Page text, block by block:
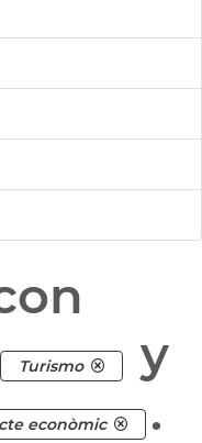
Turismo
y
econòmic .